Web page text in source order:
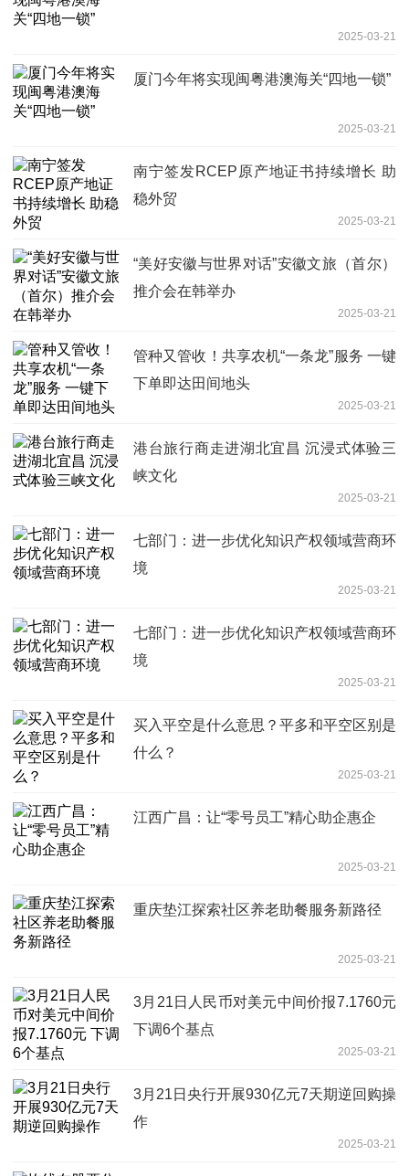
2025-03-21
厦门今年将实现闽粤港澳海关“四地一锁”
2025-03-21
南宁签发RCEP原产地证书持续增长 助
稳外贸
2025-03-21
“美好安徽与世界对话”安徽文旅（首尔）
推介会在韩举办
2025-03-21
管种又管收！共享农机“一条龙”服务 一键
下单即达田间地头
2025-03-21
港台旅行商走进湖北宜昌 沉浸式体验三
峡文化
2025-03-21
七部门：进一步优化知识产权领域营商环
境
2025-03-21
七部门：进一步优化知识产权领域营商环
境
2025-03-21
买入平空是什么意思？平多和平空区别是
什么？
2025-03-21
江西广昌：让“零号员工”精心助企惠企
2025-03-21
重庆垫江探索社区养老助餐服务新路径
2025-03-21
3月21日人民币对美元中间价报7.1760元
下调6个基点
2025-03-21
3月21日央行开展930亿元7天期逆回购操
作
2025-03-21